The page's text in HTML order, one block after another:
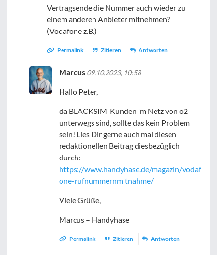
Vertragsende die Nummer auch wieder zu
einem anderen Anbieter mitnehmen?
(Vodafone z.B.)
Permalink Zitieren Antworten
Marcus 09.10.2023, 10:58
Hallo Peter,
da BLACKSIM-Kunden im Netz von o2
unterwegs sind, sollte das kein Problem
sein! Lies Dir gerne auch mal diesen
redaktionellen Beitrag diesbezüglich
durch:
https://www.handyhase.de/magazin/vodaf
one-rufnummernmitnahme/
Viele Grüße,
Marcus – Handyhase
Permalink Zitieren Antworten